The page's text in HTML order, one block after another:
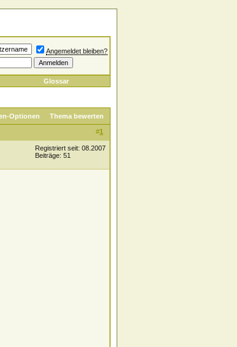
Angemeldet bleiben?
Glossar
Optionen Thema bewerten
#1
Registriert seit: 08.2007
Beiträge: 51